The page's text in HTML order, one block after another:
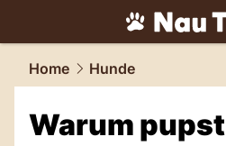
tiere.NAU.ch
Home Hunde
Warum